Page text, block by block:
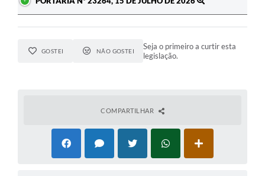
GOSTEI NÃO GOSTEI
Seja o primeiro a curtir esta
legislação.
COMPARTILHAR